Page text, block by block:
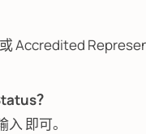
Accredited
？
即可。